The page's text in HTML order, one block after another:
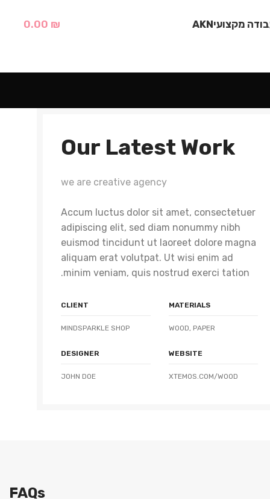
מקצועיAKN
0.00 ₪
Our Latest Work
we are creative agency
Accum luctus dolor sit amet, consectetuer
adipiscing elit, sed diam nonummy nibh
euismod tincidunt ut laoreet dolore magna
aliquam erat volutpat. Ut wisi enim ad
minim veniam, quis nostrud exerci tation.
CLIENT
MINDSPARKLE SHOP
DESIGNER
JOHN DOE
MATERIALS
WOOD, PAPER
WEBSITE
XTEMOS.COM/WOOD
FAQs